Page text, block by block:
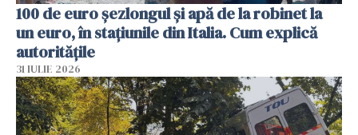
100 de euro șezlongul și apă de la robinet la
un euro, în stațiunile din Italia. Cum explică
autoritățile
31 IULIE 2026